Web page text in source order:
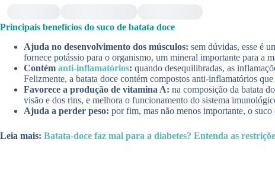
Principais benefícios do suco de batata doce
Ajuda no desenvolvimento dos músculos: sem dúvidas, esse é
fornece potássio para o organismo, um mineral importante para a
Contém anti-inflamatórios: quando desequilibradas, as
Felizmente, a batata doce contém compostos anti-inflamatórios
Favorece a produção de vitamina A: na composição da batata
visão e dos rins, e melhora o funcionamento do sistema
Ajuda a perder peso: por fim, mas não menos importante, o suco
Leia mais: Batata-doce faz mal para a diabetes? Entenda as